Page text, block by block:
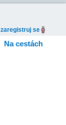
zaregistruj se
Na cestách